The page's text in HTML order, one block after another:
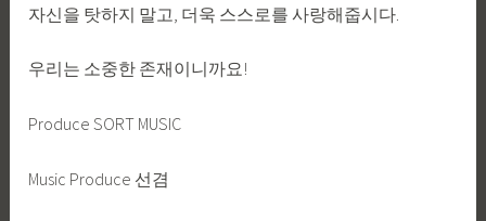
자신을 탓하지 말고, 더욱 스스로를 사랑해줍시다.
우리는 소중한 존재이니까요!
Produce SORT MUSIC
Music Produce 선겸